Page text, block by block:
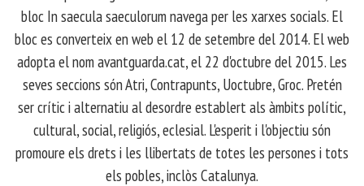
bloc In saecula saeculorum navega per les xarxes socials. El
bloc es converteix en web el 12 de setembre del 2014. El web
adopta el nom avantguarda.cat, el 22 d'octubre del 2015. Les
seves seccions són Atri, Contrapunts, Uoctubre, Groc. Pretén
ser crític i alternatiu al desordre establert als àmbits polític,
cultural, social, religiós, eclesial. L'esperit i l'objectiu són
promoure els drets i les llibertats de totes les persones i tots
els pobles, inclòs Catalunya.